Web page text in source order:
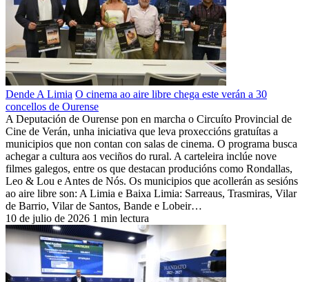
Dende A Limia O cinema ao aire libre chega este verán a 30
concellos de Ourense
A Deputación de Ourense pon en marcha o Circuíto Provincial de
Cine de Verán, unha iniciativa que leva proxeccións gratuítas a
municipios que non contan con salas de cinema. O programa busca
achegar a cultura aos veciños do rural. A carteleira inclúe nove
filmes galegos, entre os que destacan producións como Rondallas,
Leo & Lou e Antes de Nós. Os municipios que acollerán as sesións
ao aire libre son: A Limia e Baixa Limia: Sarreaus, Trasmiras, Vilar
de Barrio, Vilar de Santos, Bande e Lobeir…
10 de julio de 2026 1 min lectura